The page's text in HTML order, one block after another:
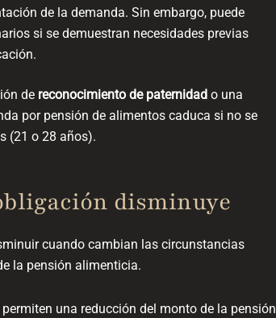
de la demanda. Sin embargo, puede
si se demuestran necesidades previas
de reconocimiento de paternidad o una
por pensión de alimentos caduca si no se
(21 o 28 años).
disminuye
cuando cambian las circunstancias
la pensión alimenticia.
permiten una reducción del monto de la pensión